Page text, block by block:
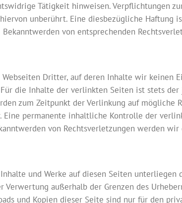
Tätigkeit hinweisen. Verpflichtungen
unberührt. Eine diesbezügliche Haftung
von entsprechenden
Dritter, auf deren Inhalte wir keinen
die Inhalte der verlinkten Seiten ist stets
zum Zeitpunkt der Verlinkung auf mögliche
Eine permanente inhaltliche Kontrolle der
von Rechtsverletzungen werden
und Werke auf diesen Seiten unterliegen
Verwertung außerhalb der Grenzen des
und Kopien dieser Seite sind nur für den